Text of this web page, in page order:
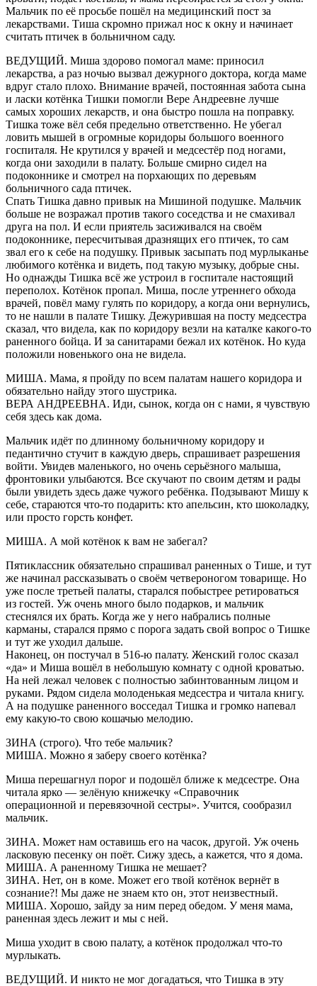
Мальчик по её просьбе пошёл на медицинский пост за
лекарствами. Тиша скромно прижал нос к окну и начинает
считать птичек в больничном саду.
ВЕДУЩИЙ. Миша здорово помогал маме: приносил
лекарства, а раз ночью вызвал дежурного доктора, когда маме
вдруг стало плохо. Внимание врачей, постоянная забота сына
и ласки котёнка Тишки помогли Вере Андреевне лучше
самых хороших лекарств, и она быстро пошла на поправку.
Тишка тоже вёл себя предельно ответственно. Не убегал
ловить мышей в огромные коридоры большого военного
госпиталя. Не крутился у врачей и медсестёр под ногами,
когда они заходили в палату. Больше смирно сидел на
подоконнике и смотрел на порхающих по деревьям
больничного сада птичек.
Спать Тишка давно привык на Мишиной подушке. Мальчик
больше не возражал против такого соседства и не смахивал
друга на пол. И если приятель засиживался на своём
подоконнике, пересчитывая дразнящих его птичек, то сам
звал его к себе на подушку. Привык засыпать под мурлыканье
любимого котёнка и видеть, под такую музыку, добрые сны.
Но однажды Тишка всё же устроил в госпитале настоящий
переполох. Котёнок пропал. Миша, после утреннего обхода
врачей, повёл маму гулять по коридору, а когда они вернулись,
то не нашли в палате Тишку. Дежурившая на посту медсестра
сказал, что видела, как по коридору везли на каталке какого-то
раненного бойца. И за санитарами бежал их котёнок. Но куда
положили новенького она не видела.
МИША. Мама, я пройду по всем палатам нашего коридора и
обязательно найду этого шустрика.
ВЕРА АНДРЕЕВНА. Иди, сынок, когда он с нами, я чувствую
себя здесь как дома.
Мальчик идёт по длинному больничному коридору и
педантично стучит в каждую дверь, спрашивает разрешения
войти. Увидев маленького, но очень серьёзного малыша,
фронтовики улыбаются. Все скучают по своим детям и рады
были увидеть здесь даже чужого ребёнка. Подзывают Мишу к
себе, стараются что-то подарить: кто апельсин, кто шоколадку,
или просто горсть конфет.
МИША. А мой котёнок к вам не забегал?
Пятиклассник обязательно спрашивал раненных о Тише, и тут
же начинал рассказывать о своём четвероногом товарище. Но
уже после третьей палаты, старался побыстрее ретироваться
из гостей. Уж очень много было подарков, и мальчик
стеснялся их брать. Когда же у него набрались полные
карманы, старался прямо с порога задать свой вопрос о Тишке
и тут же уходил дальше.
Наконец, он постучал в 516-ю палату. Женский голос сказал
«да» и Миша вошёл в небольшую комнату с одной кроватью.
На ней лежал человек с полностью забинтованным лицом и
руками. Рядом сидела молоденькая медсестра и читала книгу.
А на подушке раненного восседал Тишка и громко напевал
ему какую-то свою кошачью мелодию.
ЗИНА (строго). Что тебе мальчик?
МИША. Можно я заберу своего котёнка?
Миша перешагнул порог и подошёл ближе к медсестре. Она
читала ярко — зелёную книжечку «Справочник
операционной и перевязочной сестры». Учится, сообразил
мальчик.
ЗИНА. Может нам оставишь его на часок, другой. Уж очень
ласковую песенку он поёт. Сижу здесь, а кажется, что я дома.
МИША. А раненному Тишка не мешает?
ЗИНА. Нет, он в коме. Может его твой котёнок вернёт в
сознание?! Мы даже не знаем кто он, этот неизвестный.
МИША. Хорошо, зайду за ним перед обедом. У меня мама,
раненная здесь лежит и мы с ней.
Миша уходит в свою палату, а котёнок продолжал что-то
мурлыкать.
ВЕДУЩИЙ. И никто не мог догадаться, что Тишка в эту